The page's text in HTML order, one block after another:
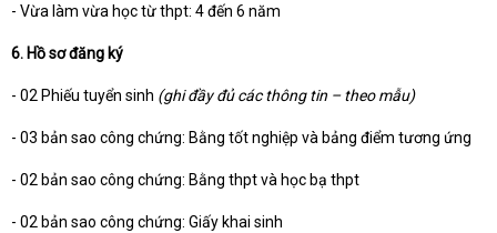
- Vừa làm vừa học từ thpt: 4 đến 6 năm
6. Hồ sơ đăng ký
- 02 Phiếu tuyển sinh (ghi đầy đủ các thông tin – theo mẫu)
- 03 bản sao công chứng: Bằng tốt nghiệp và bảng điểm tương ứng
- 02 bản sao công chứng: Bằng thpt và học bạ thpt
- 02 bản sao công chứng: Giấy khai sinh